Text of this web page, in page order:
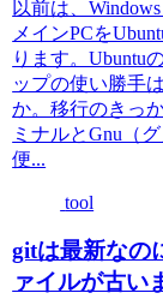
以前は、
メインPCを
ります。Ubuntu
ップの使い勝手
か。移行のきっ
ミナルとGnu（
便...
tool
gitは最新なの
ァイルが古い